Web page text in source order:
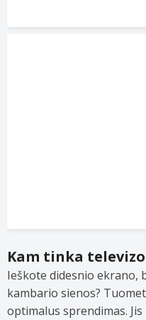
Kam tinka
Ieškote didesnio ekrano,
kambario sienos?
optimalus sprendimas.